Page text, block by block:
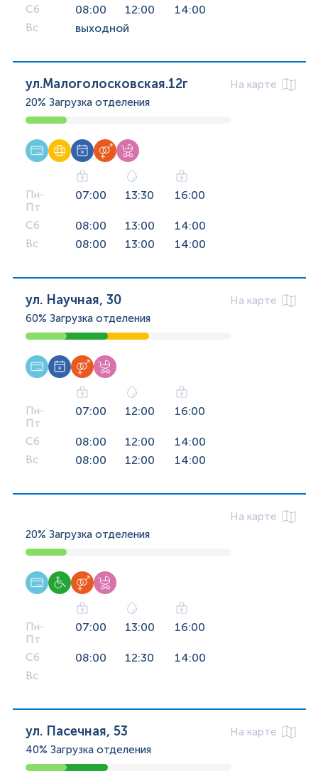
Сб 08:00 12:00 14:00
Вс выходной
ул.Малоголосковская.12г
На карте
20% Загрузка отделения
Пн-
Пт
07:00 13:30 16:00
Сб 08:00 13:00 14:00
Вс 08:00 13:00 14:00
ул. Научная, 30
На карте
60% Загрузка отделения
Пн-
Пт
07:00 12:00 16:00
Сб 08:00 12:00 14:00
Вс 08:00 12:00 14:00
На карте
20% Загрузка отделения
Пн-
Пт
07:00 13:00 16:00
Сб 08:00 12:30 14:00
Вс
ул. Пасечная, 53
На карте
40% Загрузка отделения